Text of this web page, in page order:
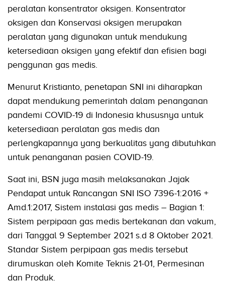
peralatan konsentrator oksigen. Konsentrator
oksigen dan Konservasi oksigen merupakan
peralatan yang digunakan untuk mendukung
ketersediaan oksigen yang efektif dan efisien bagi
penggunan gas medis.
Menurut Kristianto, penetapan SNI ini diharapkan
dapat mendukung pemerintah dalam penanganan
pandemi COVID-19 di Indonesia khususnya untuk
ketersediaan peralatan gas medis dan
perlengkapannya yang berkualitas yang dibutuhkan
untuk penanganan pasien COVID-19.
Saat ini, BSN juga masih melaksanakan Jajak
Pendapat untuk Rancangan SNI ISO 7396-1:2016 +
Amd.1:2017, Sistem instalasi gas medis – Bagian 1:
Sistem perpipaan gas medis bertekanan dan vakum,
dari Tanggal 9 September 2021 s.d 8 Oktober 2021.
Standar Sistem perpipaan gas medis tersebut
dirumuskan oleh Komite Teknis 21-01, Permesinan
dan Produk.